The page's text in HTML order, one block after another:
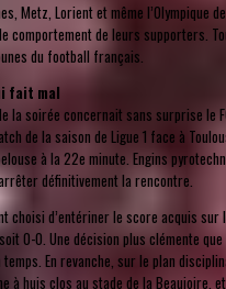
Metz, Lorient et même l’Olympique
comportement de leurs supporters.
du football français.
fait mal
la soirée concernait sans surprise le
de la saison de Ligue 1 face à
à la 22e minute. Engins
définitivement la rencontre.
choisi d’entériner le score acquis sur
0-0. Une décision plus clémente
En revanche, sur le plan
à huis clos au stade de la Beaujoire,